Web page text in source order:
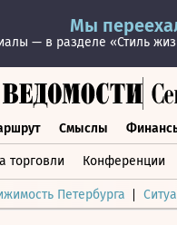
Мы
— в разделе «Стиль
Смыслы
торговли Конференции
Маршрут Смыслы
Петербурга